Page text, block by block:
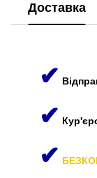
Доставка
✔
✔
✔